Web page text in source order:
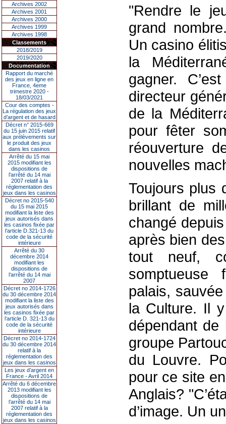
Archives 2002
Archives 2001
Archives 2000
Archives 1999
Archives 1998
Classements
2018/2019
2019/2020
Documentation
Rapport du marché
des jeux en ligne en
France, 4eme
trimestre 2020 -
18/03/2021
Cour des comptes -
La régulation des jeux
d’argent et de hasard
Décret n° 2015-669
du 15 juin 2015 relatif
aux prélèvements sur
le produit des jeux
dans les casinos
Arrêté du 15 mai
2015 modifiant les
dispositions de
l’arrêté du 14 mai
2007 relatif à la
réglementation des
jeux dans les casinos
Décret no 2015-540
du 15 mai 2015
modifiant la liste des
jeux autorisés dans
les casinos fixée par
l’article D.321-13 du
code de la sécurité
intérieure
Arrêté du 30
décembre 2014
modifiant les
dispositions de
l’arrêté du 14 mai
2007
Décret no 2014-1726
du 30 décembre 2014
modifiant la liste des
jeux autorisés dans
les casinos fixée par
l’article D. 321-13 du
code de la sécurité
intérieure
Décret no 2014-1724
du 30 décembre 2014
relatif à la
réglementation des
jeux dans les casinos
Les jeux d’argent en
France - Avril 2014
Arrêté du 6 décembre
2013 modifiant les
dispositions de
l’arrêté du 14 mai
2007 relatif à la
réglementation des
jeux dans les casinos
"Rendre le
grand
Un casino
la
gagner.
directeur
de la
pour fêter
réouverture
nouvelles
Toujours plus
brillant de
changé
après bien
tout neuf,
palais,
la Culture. Il
dépendant de
groupe
du Louvre.
pour ce site
Anglais?
d’image. Un